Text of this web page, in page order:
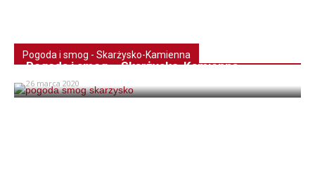
Pogoda i smog - Skarżysko-Kamienna
Pogoda i smog – Skarżysko-Kamienna
26 marca 2020